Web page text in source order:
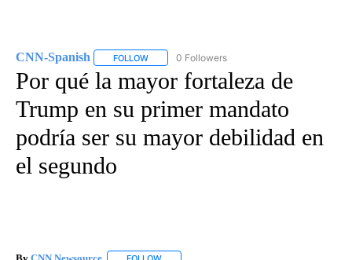
CNN-Spanish FOLLOW FOLLOW "CNN-SPANISH" TO RECEIVE
0 Followers
Por qué la mayor fortaleza de
Trump en su primer mandato
podría ser su mayor debilidad en
el segundo